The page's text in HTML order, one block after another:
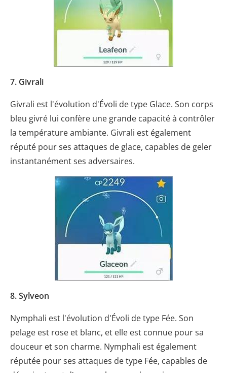
7. Givrali
Givrali est l'évolution d'Évoli de type Glace. Son corps
bleu givré lui confère une grande capacité à contrôler
la température ambiante. Givrali est également
réputé pour ses attaques de glace, capables de geler
instantanément ses adversaires.
8. Sylveon
Nymphali est l'évolution d'Évoli de type Fée. Son
pelage est rose et blanc, et elle est connue pour sa
douceur et son charme. Nymphali est également
réputée pour ses attaques de type Fée, capables de